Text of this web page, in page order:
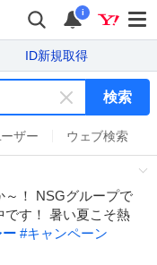
i
ID新規取得
キ
ー
ワ
ド
を
消
検索
ザー ウェブ検索
～！ NSGグループで
です！ 暑い夏こそ熱
ー #キャンペーン